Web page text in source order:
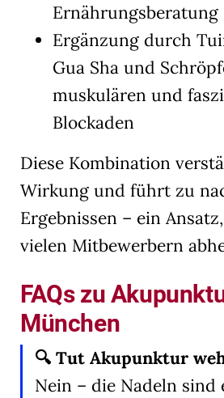
Ernährungsberatung
Ergänzung durch
Gua Sha und
muskulären und
Blockaden
Diese Kombination
Wirkung und führt zu
Ergebnissen – ein
vielen Mitbewerbern
FAQs zu
München
🔍 Tut Akupunktur
Nein – die Nadeln sind